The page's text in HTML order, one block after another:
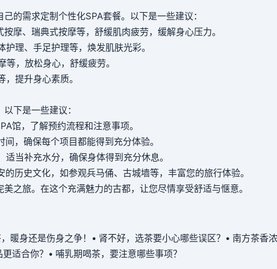
的需求定制个性化SPA套餐。以下是一些建议：
摩、瑞典式按摩等，舒缓肌肉疲劳，缓解身心压力。
理、手足护理等，焕发肌肤光彩。
，放松身心，舒缓疲劳。
提升身心素质。
下是一些建议：
馆，了解预约流程和注意事项。
，确保每个项目都能得到充分体验。
当补充水分，确保身体得到充分休息。
历史文化，如参观兵马俑、古城墙等，丰富您的旅行体验。
之旅。在这个充满魅力的古都，让您尽情享受舒适与惬意。
暖身还是伤身之争！ • 肾不好，选茶要小心哪些误区？ • 南方茶香
适合你？ • 哺乳期喝茶，要注意哪些事项？